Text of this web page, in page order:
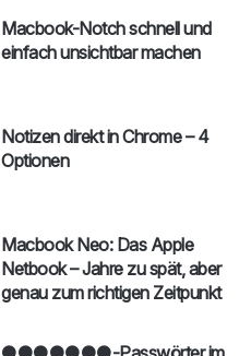
Macbook-Notch schnell und
einfach unsichtbar machen
Notizen direkt in Chrome – 4
Optionen
Macbook Neo: Das Apple
Netbook – Jahre zu spät, aber
genau zum richtigen Zeitpunkt